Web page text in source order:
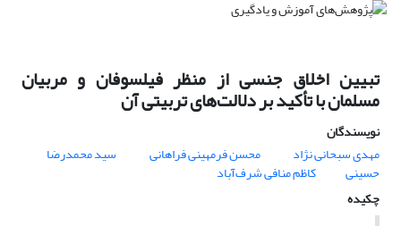
تبیین اخلاق جنسی از منظر فیلسوفان و مربیان
مسلمان با تأکید بر دلالت‌های تربیتی آن
نویسندگان
مهدی سبحانی نژاد
محسن فرمهینی فراهانی سید محمدرضا
حسینی
کاظم منافی شرف‌آباد
چکیده